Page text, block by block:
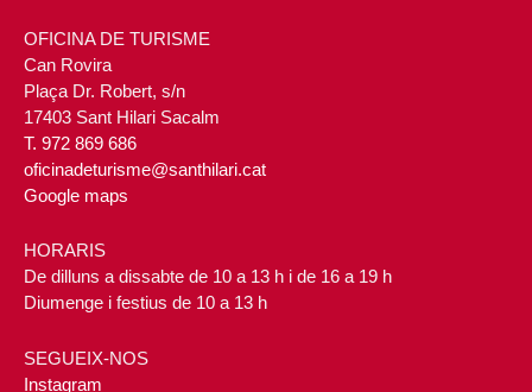
OFICINA DE TURISME
Can Rovira
Plaça Dr. Robert, s/n
17403 Sant Hilari Sacalm
T. 972 869 686
oficinadeturisme@santhilari.cat
Google maps
HORARIS
De dilluns a dissabte de 10 a 13 h i de 16 a 19 h
Diumenge i festius de 10 a 13 h
SEGUEIX-NOS
Instagram